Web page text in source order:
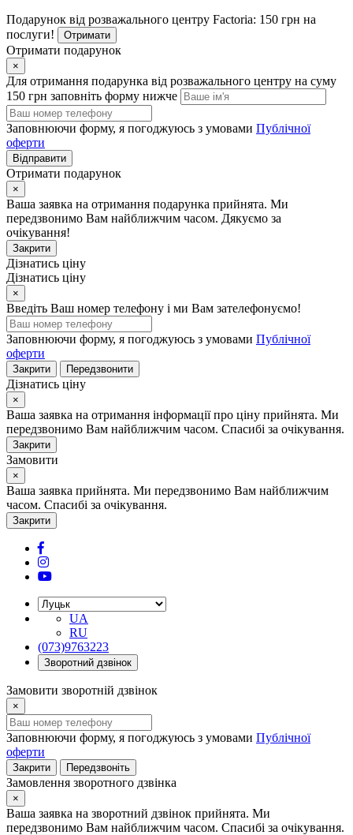
Подарунок від розважального центру Factoria: 150 грн на
послуги!
Отримати
Отримати подарунок
×
Для отримання подарунка від розважального центру на суму
150 грн заповніть форму нижче
Заповнюючи форму, я погоджуюсь з умовами Публічної
оферти
Відправити
Отримати подарунок
×
Ваша заявка на отримання подарунка прийнята. Ми
передзвонимо Вам найближчим часом. Дякуємо за
очікування!
Закрити
Дізнатись ціну
Дізнатись ціну
×
Введіть Ваш номер телефону і ми Вам зателефонуємо!
Заповнюючи форму, я погоджуюсь з умовами Публічної
оферти
Закрити Передзвонити
Дізнатись ціну
×
Ваша заявка на отримання інформації про ціну прийнята. Ми
передзвонимо Вам найближчим часом. Спасибі за очікування.
Закрити
Замовити
×
Ваша заявка прийнята. Ми передзвонимо Вам найближчим
часом. Спасибі за очікування.
Закрити
UA
RU
(073)9763223
Зворотний дзвінок
Замовити зворотній дзвінок
×
Заповнюючи форму, я погоджуюсь з умовами Публічної
оферти
Закрити Передзвоніть
Замовлення зворотного дзвінка
×
Ваша заявка на зворотний дзвінок прийнята. Ми
передзвонимо Вам найближчим часом. Спасибі за очікування.